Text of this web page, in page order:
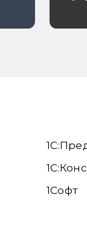
1Софт